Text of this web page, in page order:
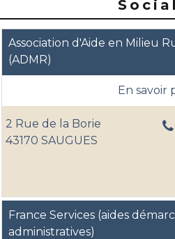
Social
Association d'Aide en Milieu
(ADMR)
2 Rue de la Borie
43170 SAUGUES
France Services (aides
administratives)